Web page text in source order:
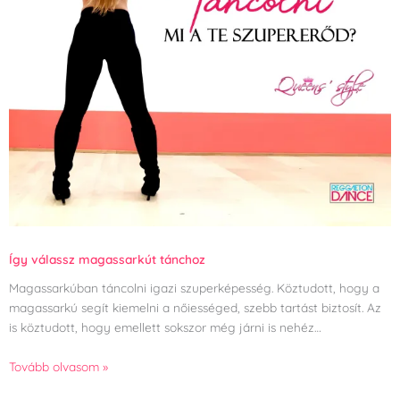
Így válassz magassarkút tánchoz
Magassarkúban táncolni igazi szuperképesség. Köztudott, hogy a
magassarkú segít kiemelni a nőiességed, szebb tartást biztosít. Az
is köztudott, hogy emellett sokszor még járni is nehéz…
Tovább olvasom »